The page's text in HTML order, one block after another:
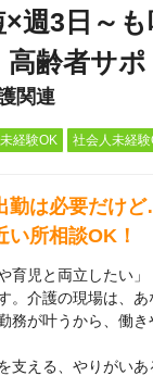
×週3日～
高齢者サポ
関連
経験OK 社会人未経験
勤は必要だけ
い所相談OK！
育児と両立したい
。介護の現場は、
務が叶うから、働
支える、やりがいあ